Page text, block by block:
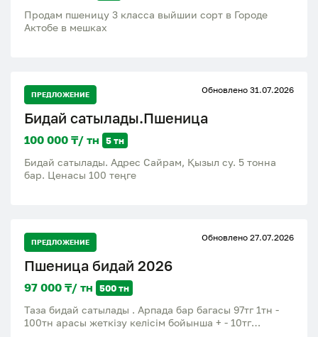
Продам пшеницу 3 класса выйшии сорт в Городе
Актобе в мешках
ПРЕДЛОЖЕНИЕ Обновлено 31.07.2026
Бидай сатылады.Пшеница
100 000 ₸/ тн 5 тн
Бидай сатылады. Адрес Сайрам, Қызыл су. 5 тонна
бар. Ценасы 100 теңге
ПРЕДЛОЖЕНИЕ Обновлено 27.07.2026
Пшеница бидай 2026
97 000 ₸/ тн 500 тн
Таза бидай сатылады . Арпада бар багасы 97тг 1тн -
100тн арасы жеткізу келісім бойынша + - 10тг